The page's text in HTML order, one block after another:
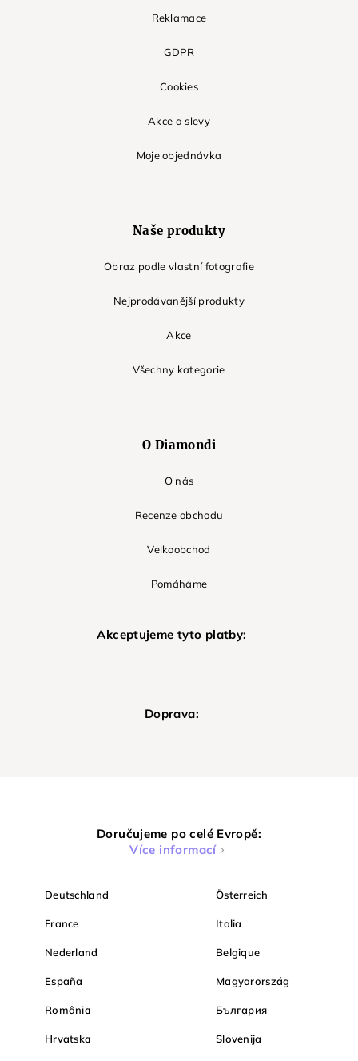
Reklamace
GDPR
Cookies
Akce a slevy
Moje objednávka
Naše produkty
Obraz podle vlastní fotografie
Nejprodávanější produkty
Akce
Všechny kategorie
O Diamondi
O nás
Recenze obchodu
Velkoobchod
Pomáháme
Akceptujeme tyto platby:
Doprava:
Doručujeme po celé Evropě:
Více informací
Deutschland Österreich
France Italia
Nederland Belgique
España Magyarország
România България
Hrvatska Slovenija